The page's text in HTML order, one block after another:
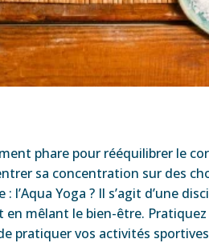
phare pour rééquilibrer le
sa concentration sur des
l’Aqua Yoga ? Il s’agit d’une
mêlant le bien-être.
pratiquer vos activités